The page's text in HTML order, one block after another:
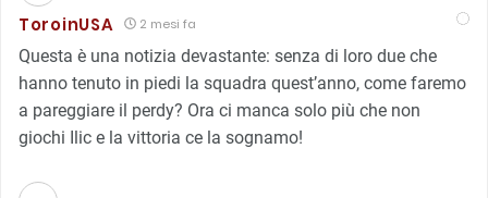
ToroinUSA 2 mesi fa
Questa è una notizia devastante: senza di loro due che
hanno tenuto in piedi la squadra quest’anno, come faremo
a pareggiare il perdy? Ora ci manca solo più che non
giochi Ilic e la vittoria ce la sognamo!